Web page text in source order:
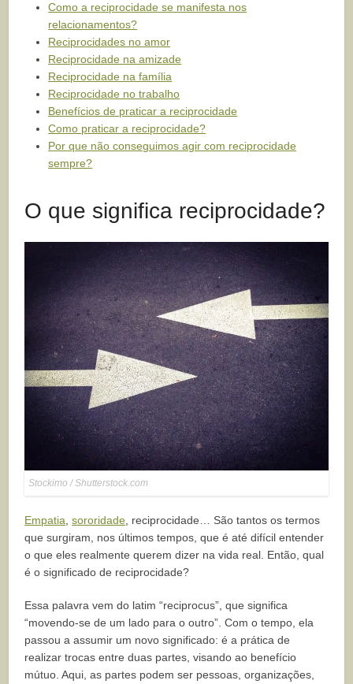
Como a reciprocidade se manifesta nos
relacionamentos?
Reciprocidades no amor
Reciprocidade na amizade
Reciprocidade na família
Reciprocidade no trabalho
Benefícios de praticar a reciprocidade
Como praticar a reciprocidade?
Por que não conseguimos agir com reciprocidade
sempre?
O que significa reciprocidade?
Stockimo / Shutterstock.com
Empatia ,sororidade , reciprocidade… São tantos os termos
que surgiram, nos últimos tempos, que é até difícil entender
o que eles realmente querem dizer na vida real. Então, qual
é o significado de reciprocidade?
Essa palavra vem do latim “reciprocus”, que significa
“movendo-se de um lado para o outro”. Com o tempo, ela
passou a assumir um novo significado: é a prática de
realizar trocas entre duas partes, visando ao benefício
mútuo. Aqui, as partes podem ser pessoas, organizações,